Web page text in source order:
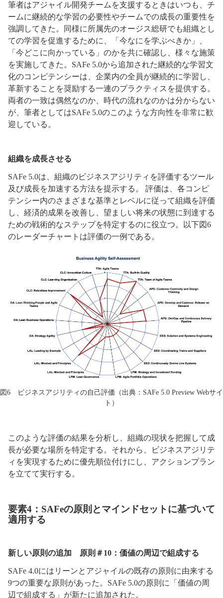
筆者はアジャイル開発チームを支援するときはいつも、チ
ームに継続的な学習の必要性やチームでの成長の重要性を
強調してきた。同様に所属先のオージス総研でも組織とし
ての学習を促進するために、「今なにを学ぶべきか」、
「今どこに向かっている」のかを共に確認し、様々な施策
を実施してきた。SAFe 5.0から追加された継続的な学習文
化のコンピテンシーは、企業内の全員が継続的に学習し、
革新することを奨励する一連のプラクティスを提供する。
両者の一致は偶然なのか、時代の流れなのかは分からない
が、筆者としてはSAFe 5.0のこのような方向性を非常に歓
迎している。
組織を成長させる
SAFe 5.0は、組織のビジネスアジリティを評価するツール
及び成長を加速する方法を提示する。 評価は、各コンピ
テンシー内のさまざまな基準とレベルに従って組織を評価
し、経済的成果を改善し、望ましい将来の状態に到達する
ための戦術的なステップを特定するのに役立つ。以下図6
のレーダーチャートは評価の一例である。
図6 ビジネスアジリティの自己評価（出典：SAFe 5.0 Preview Webサイ
ト）
このような評価の結果を分析し、組織の現状を把握して成
長が必要な場所を特定する。それから、ビジネスアジリテ
ィを実現するために優先順位付けにし、アクションプラン
を立てて実行する。
要素4：SAFeの原則とマインドセットに基づいて
適用する
新しい原則の追加 原則＃10：価値の周辺で組成する
SAFe 4.0にはリーンとアジャイルの既存の原則に由来する
9つの重要な原則があった。SAFe 5.0の原則に「価値の周
辺で組成する」が新たに追加された。